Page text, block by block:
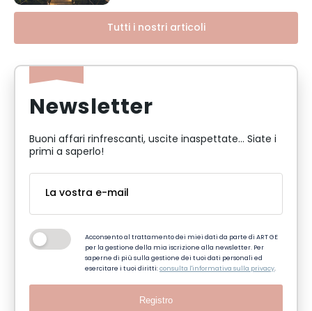
Tutti i nostri articoli
Newsletter
Buoni affari rinfrescanti, uscite inaspettate... Siate i
primi a saperlo!
Acconsento al trattamento dei miei dati da parte di ART GE
per la gestione della mia iscrizione alla newsletter. Per
saperne di più sulla gestione dei tuoi dati personali ed
esercitare i tuoi diritti:consulta l'informativa sulla privacy.
Registro